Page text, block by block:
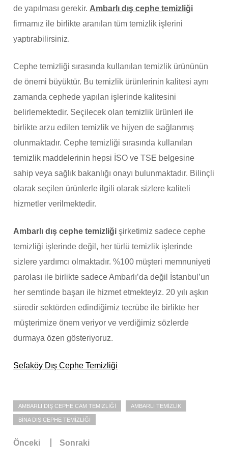
de yapılması gerekir. Ambarlı dış cephe temizliği
firmamız ile birlikte aranılan tüm temizlik işlerini
yaptırabilirsiniz.
Cephe temizliği sırasında kullanılan temizlik ürününün
de önemi büyüktür. Bu temizlik ürünlerinin kalitesi aynı
zamanda cephede yapılan işlerinde kalitesini
belirlemektedir. Seçilecek olan temizlik ürünleri ile
birlikte arzu edilen temizlik ve hijyen de sağlanmış
olunmaktadır. Cephe temizliği sırasında kullanılan
temizlik maddelerinin hepsi İSO ve TSE belgesine
sahip veya sağlık bakanlığı onayı bulunmaktadır. Bilinçli
olarak seçilen ürünlerle ilgili olarak sizlere kaliteli
hizmetler verilmektedir.
Ambarlı dış cephe temizliğişirketimiz sadece cephe
temizliği işlerinde değil, her türlü temizlik işlerinde
sizlere yardımcı olmaktadır. %100 müşteri memnuniyeti
parolası ile birlikte sadece Ambarlı’da değil İstanbul’un
her semtinde başarı ile hizmet etmekteyiz. 20 yılı aşkın
süredir sektörden edindiğimiz tecrübe ile birlikte her
müşterimize önem veriyor ve verdiğimiz sözlerde
durmaya özen gösteriyoruz.
Sefaköy Dış Cephe Temizliği
AMBARLI DIŞ CEPHE CAM TEMIZLIĞI AMBARLI TEMIZLIK
BINA DIŞ CEPHE TEMIZLIĞI
Önceki Sonraki